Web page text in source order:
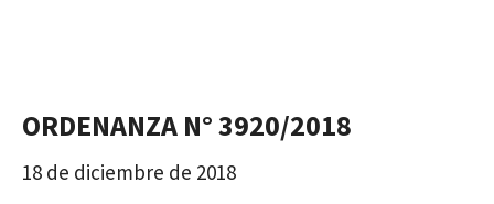
ORDENANZA N° 3920/2018
18 de diciembre de 2018